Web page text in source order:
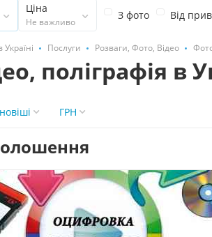
Ціна
Не важливо
З фото Від
Послуги Розваги, Фото, Відео
поліграфія в
ГРН